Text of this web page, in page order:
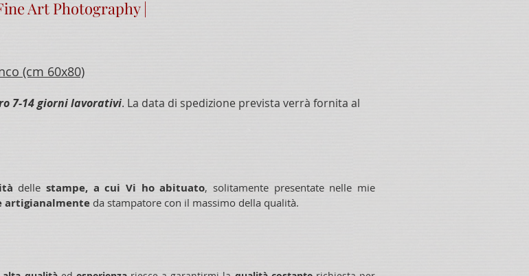
Art Photography |
(cm 60x80)
7-14 giorni lavorativi. La data di spedizione prevista verrà fornita al
dellestampe, a cui Vi ho abituato, solitamente presentate nelle mie
artigianalmente da stampatore con il massimo della qualità.